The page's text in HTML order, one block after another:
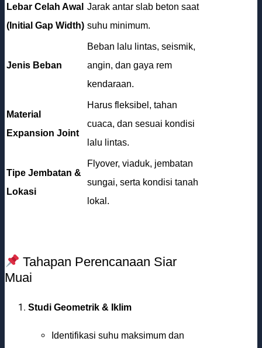
Lebar Celah Awal
(Initial Gap Width)
Jarak antar slab beton saat
suhu minimum.
Jenis Beban
Beban lalu lintas, seismik,
angin, dan gaya rem
kendaraan.
Material
Expansion Joint
Harus fleksibel, tahan
cuaca, dan sesuai kondisi
lalu lintas.
Tipe Jembatan &
Lokasi
Flyover, viaduk, jembatan
sungai, serta kondisi tanah
lokal.
Tahapan Perencanaan Siar
Muai
Studi Geometrik & Iklim
Identifikasi suhu maksimum dan